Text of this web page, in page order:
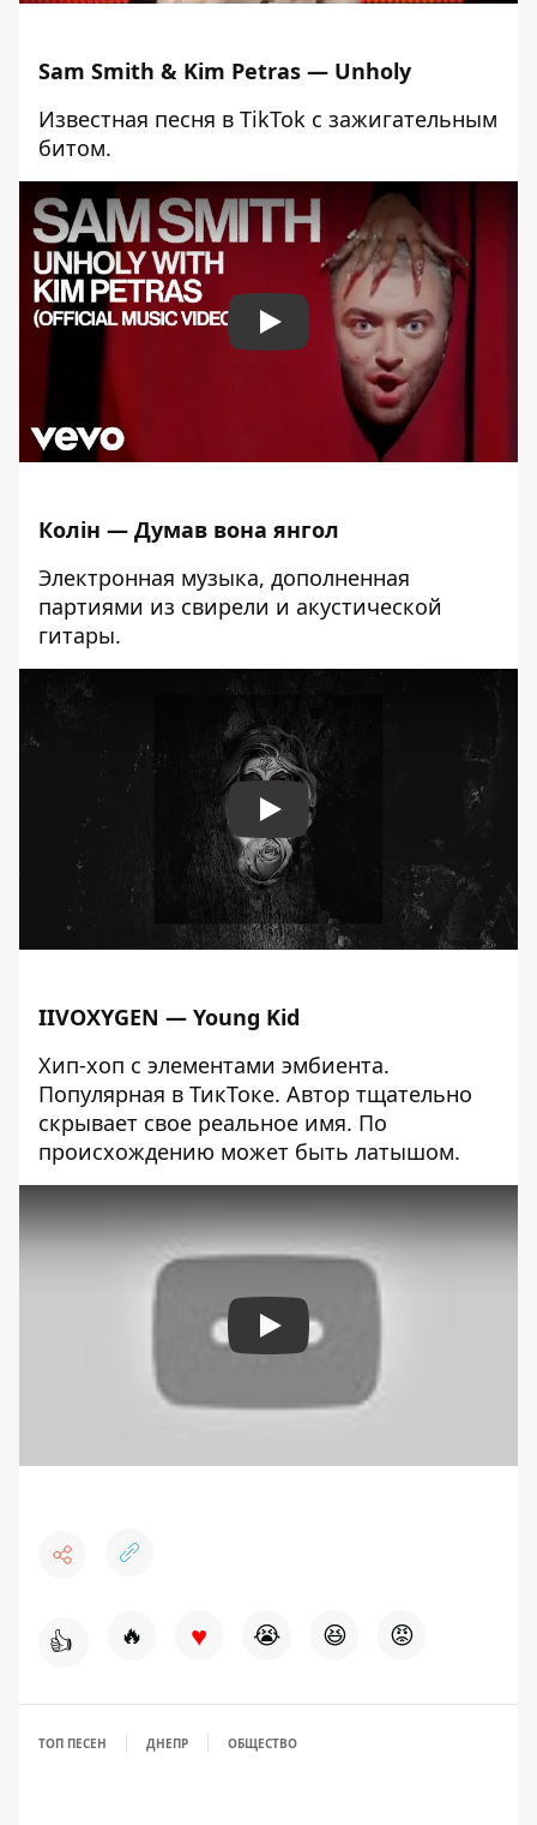
Sam Smith & Kim Petras — Unholy
Известная песня в TikTok с зажигательным
битом.
Play
Колін — Думав вона янгол
Электронная музыка, дополненная
партиями из свирели и акустической
гитары.
Play
IIVOXYGEN — Young Kid
Хип-хоп с элементами эмбиента.
Популярная в ТикТоке. Автор тщательно
скрывает свое реальное имя. По
происхождению может быть латышом.
Play
👍 🔥 ♥ 😭 😆 😡
ТОП ПЕСЕН ДНЕПР ОБЩЕСТВО